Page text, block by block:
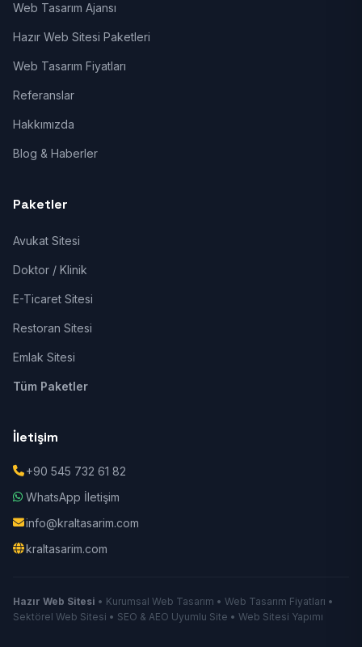
Web Tasarım Ajansı
Hazır Web Sitesi Paketleri
Web Tasarım Fiyatları
Referanslar
Hakkımızda
Blog & Haberler
Paketler
Avukat Sitesi
Doktor / Klinik
E-Ticaret Sitesi
Restoran Sitesi
Emlak Sitesi
Tüm Paketler
İletişim
+90 545 732 61 82
WhatsApp İletişim
info@kraltasarim.com
kraltasarim.com
Hazır Web Sitesi • Kurumsal Web Tasarım • Web Tasarım Fiyatları •
Sektörel Web Sitesi • SEO & AEO Uyumlu Site • Web Sitesi Yapımı